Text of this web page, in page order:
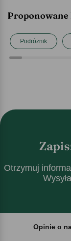
Podróżnik
Otrzymuj
Opinie o